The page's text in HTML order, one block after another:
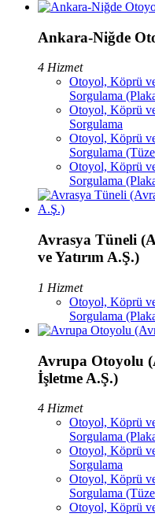
Ankara-Niğde
4 Hizmet
Otoyol, Köprü
Sorgulama
Otoyol, Köprü
Sorgulama
Otoyol, Köprü
Sorgulama
Otoyol, Köprü
Sorgulama
Avrasya Tüneli
ve Yatırım A.Ş.)
1 Hizmet
Otoyol, Köprü
Sorgulama
Avrupa Otoyolu
İşletme A.Ş.)
4 Hizmet
Otoyol, Köprü
Sorgulama
Otoyol, Köprü
Sorgulama
Otoyol, Köprü
Sorgulama
Otoyol, Köprü